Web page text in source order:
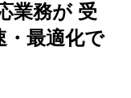
業務が 受
・最適化で